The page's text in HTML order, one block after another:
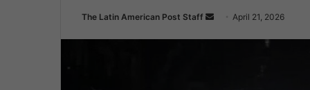
The Latin American Post Staff
Send April 21, 2026